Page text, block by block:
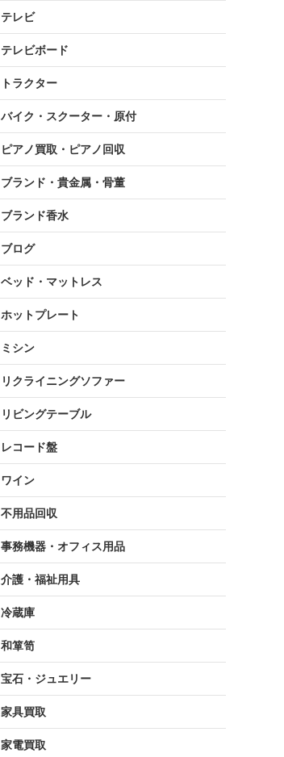
テレビ
テレビボード
トラクター
バイク・スクーター・原付
ピアノ買取・ピアノ回収
ブランド・貴金属・骨董
ブランド香水
ブログ
ベッド・マットレス
ホットプレート
ミシン
リクライニングソファー
リビングテーブル
レコード盤
ワイン
不用品回収
事務機器・オフィス用品
介護・福祉用具
冷蔵庫
和箪笥
宝石・ジュエリー
家具買取
家電買取